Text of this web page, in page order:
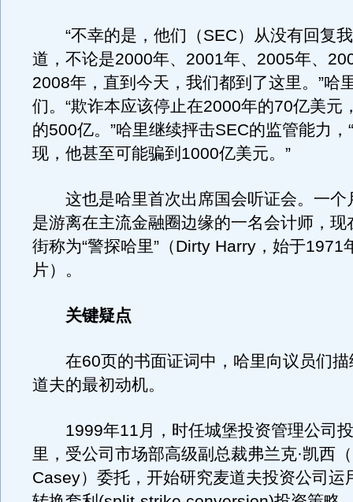
“不幸的是，他们（SEC）从没有回复
道，不论是2000年、2001年、2005年、
2008年，直到今天，我们都到了这里。”哈
们。“欺诈本应该停止在2000年的70亿美元
的500亿。”哈里继续抨击SEC的监管能力，
现，他甚至可能骗到1000亿美元。”
这也是哈里首次出席国会听证会。一个
是游离在主流金融圈边缘的一名会计师，现
街称为“警探哈里”（Dirty Harry，始于1971
片）。
关键疑点
在60页的书面证词中，哈里向议员们描
道夫的最初动机。
1999年11月，时任城堡投资管理公司
里，受公司市场部高级副总裁弗兰克·凯西
Casey）委托，开始研究麦道夫投资公司运